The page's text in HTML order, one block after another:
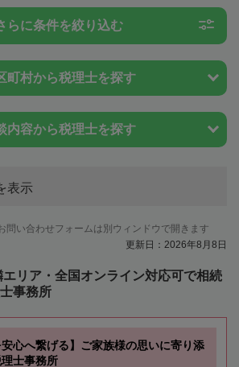
らに条件を絞り込む
町村から税理士を探す
内容から税理士を探す
表示
問い合わせフォームは別ウィンドウで開きます
更新日：2026年8月8日
リア・全国オンライン対応可で相続
事務所
安心へ繋げる】ご家族様の思いに寄り添
士事務所